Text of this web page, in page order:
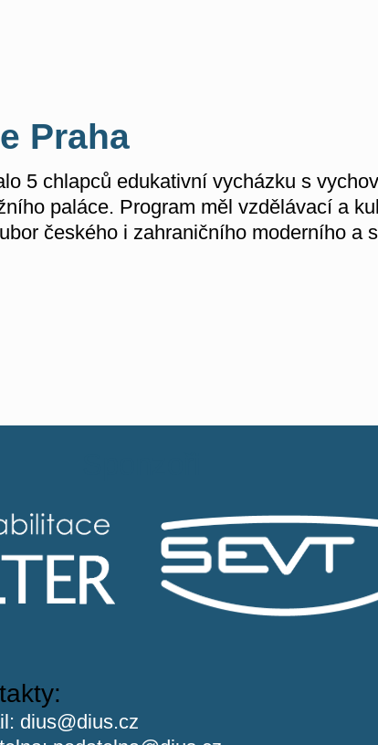
Praha
5 chlapců edukativní vycházku s
paláce. Program měl vzdělávací a
českého i zahraničního moderního a
dius@dius.cz